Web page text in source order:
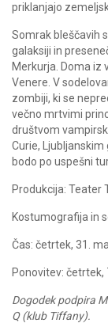
priklanjajo
Somrak bleščavih
galaksiji in
Merkurja. Doma iz
Venere. V
zombiji, ki se
večno mrtvimi
društvom
Curie,
bodo po uspešni
Produkcija: Teater
Kostumografija in
Čas: četrtek, 31.
Ponovitev: četrtek,
Dogodek podpira
Q (klub Tiffany).